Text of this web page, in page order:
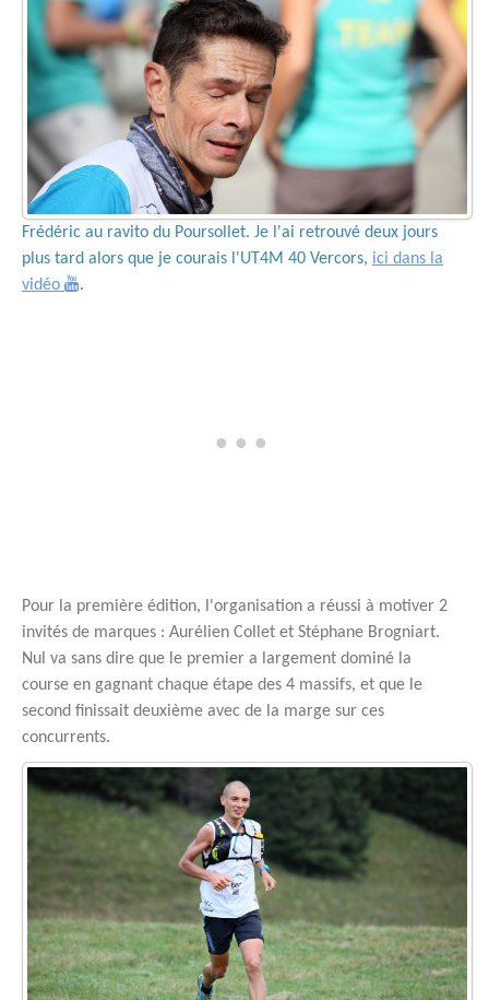
Frédéric au ravito du Poursollet. Je l'ai retrouvé deux jours
plus tard alors que je courais l'UT4M 40 Vercors, ici dans la
vidéo
.
Pour la première édition, l'organisation a réussi à motiver 2
invités de marques : Aurélien Collet et Stéphane Brogniart.
Nul va sans dire que le premier a largement dominé la
course en gagnant chaque étape des 4 massifs, et que le
second finissait deuxième avec de la marge sur ces
concurrents.